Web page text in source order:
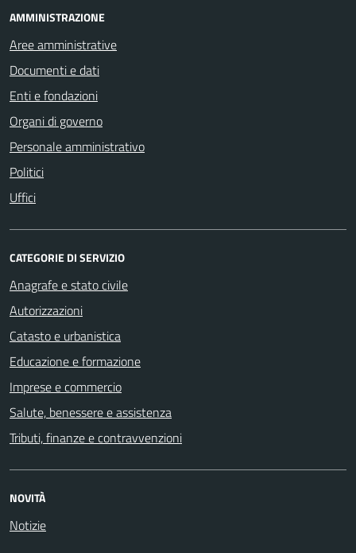
AMMINISTRAZIONE
Aree amministrative
Documenti e dati
Enti e fondazioni
Organi di governo
Personale amministrativo
Politici
Uffici
CATEGORIE DI SERVIZIO
Anagrafe e stato civile
Autorizzazioni
Catasto e urbanistica
Educazione e formazione
Imprese e commercio
Salute, benessere e assistenza
Tributi, finanze e contravvenzioni
NOVITÀ
Notizie